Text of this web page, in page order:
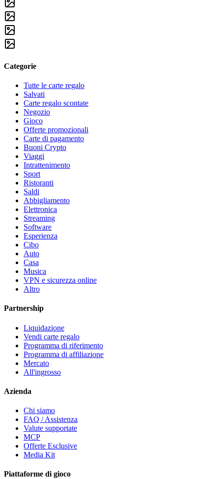
Categorie
Tutte le carte regalo
Salvati
Carte regalo scontate
Negozio
Gioco
Offerte promozionali
Carte di pagamento
Buoni Crypto
Viaggi
Intrattenimento
Sport
Ristoranti
Saldi
Abbigliamento
Elettronica
Streaming
Software
Esperienza
Cibo
Auto
Casa
Musica
VPN e sicurezza online
Altro
Partnership
Liquidazione
Vendi carte regalo
Programma di riferimento
Programma di affiliazione
Mercato
All'ingrosso
Azienda
Chi siamo
FAQ / Assistenza
Valute supportate
MCP
Offerte Esclusive
Media Kit
Piattaforme di gioco